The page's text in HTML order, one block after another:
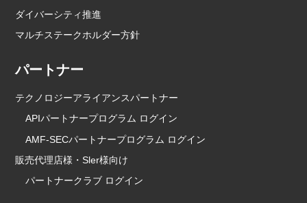
ダイバーシティ推進
マルチステークホルダー方針
パートナー
テクノロジーアライアンスパートナー
APIパートナープログラム ログイン
AMF-SECパートナープログラム ログイン
販売代理店様・Sler様向け
パートナークラブ ログイン